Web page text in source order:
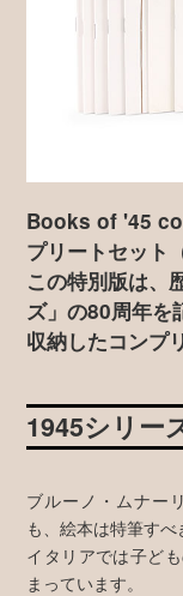
Books of '45
プリートセット
この特別版は、
ズ」の80周年を
収納したコンプ
1945シリー
ブルーノ・ムナー
も、絵本は特筆すべ
イタリアでは子ど
まっています。